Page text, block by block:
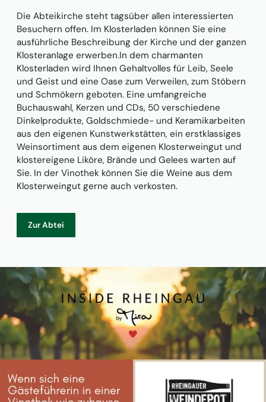
Die Abteikirche steht tagsüber allen interessierten
Besuchern offen. Im Klosterladen können Sie eine
ausführliche Beschreibung der Kirche und der ganzen
Klosteranlage erwerben.In dem charmanten
Klosterladen wird Ihnen Gehaltvolles für Leib, Seele
und Geist und eine Oase zum Verweilen, zum Stöbern
und Schmökern geboten. Eine umfangreiche
Buchauswahl, Kerzen und CDs, 50 verschiedene
Dinkelprodukte, Goldschmiede- und Keramikarbeiten
aus den eigenen Kunstwerkstätten, ein erstklassiges
Weinsortiment aus dem eigenen Klosterweingut und
klostereigene Liköre, Brände und Gelees warten auf
Sie. In der Vinothek können Sie die Weine aus dem
Klosterweingut gerne auch verkosten.
Zur Abtei